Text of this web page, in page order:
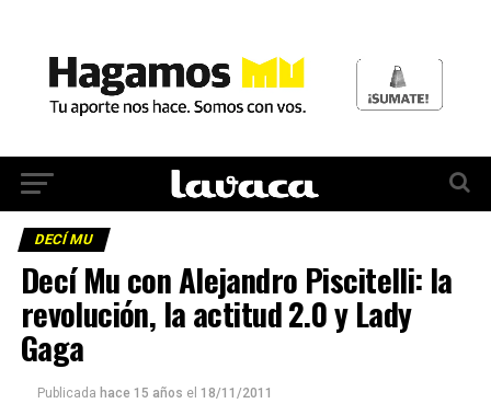
DECÍ MU
Decí Mu con Alejandro Piscitelli: la
revolución, la actitud 2.0 y Lady
Gaga
Publicada hace 15 años el 18/11/2011